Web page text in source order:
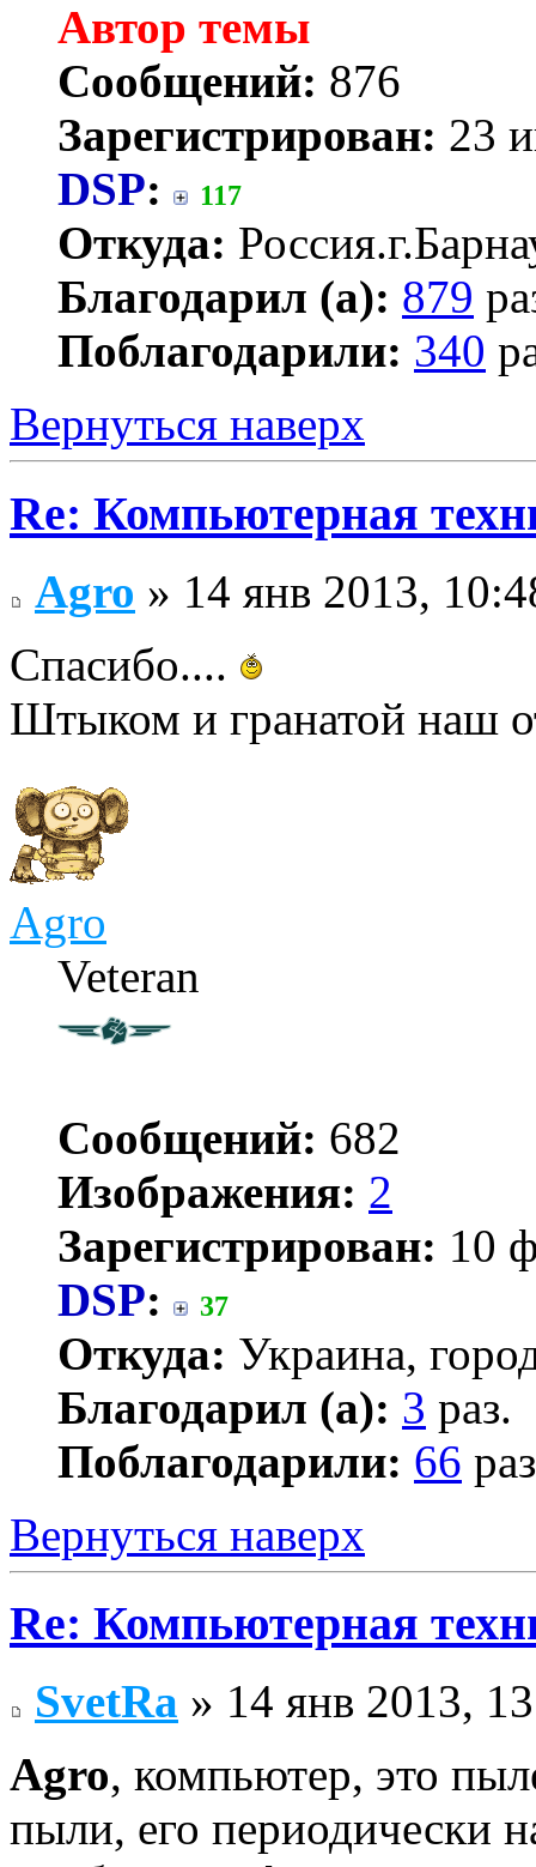
Автор темы
Сообщений: 876
Зарегистрирован: 23
DSP: 117
Откуда:
Благодарил (а): 879
Поблагодарили: 340
Вернуться наверх
Re: Компьютерная
Agro » 14 янв 2013,
Спасибо....
Штыком и гранатой наш
Agro
Veteran
Сообщений: 682
Изображения: 2
Зарегистрирован: 10
DSP: 37
Откуда: Украина,
Благодарил (а): 3 раз.
Поблагодарили: 66
Вернуться наверх
Re: Компьютерная
SvetRa » 14 янв 2013,
Agro, компьютер, это
пыли, его периодически